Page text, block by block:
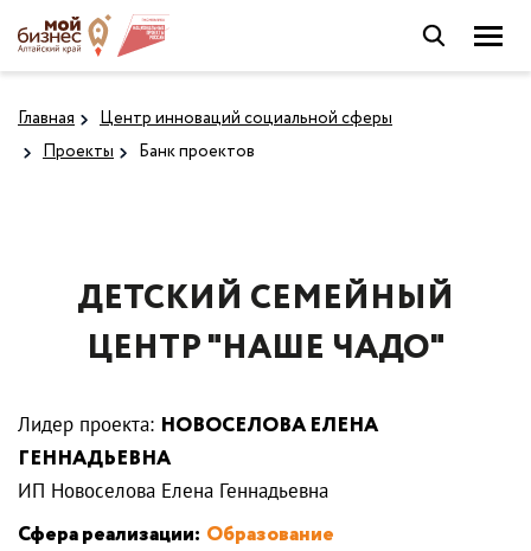
Главная
Центр инноваций социальной сферы
Проекты
Банк проектов
ДЕТСКИЙ СЕМЕЙНЫЙ
ЦЕНТР "НАШЕ ЧАДО"
Лидер проекта: НОВОСЕЛОВА ЕЛЕНА
ГЕННАДЬЕВНА
ИП Новоселова Елена Геннадьевна
Сфера реализации: Образование